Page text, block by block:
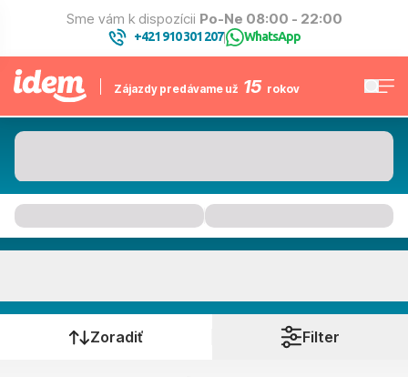
Sme vám k dispozícii Po-Ne 08:00 - 22:00
+421 910 301 207| WhatsApp
Zájazdy predávame už 15 rokov
Kedy cestujete?
Zoradiť Filter